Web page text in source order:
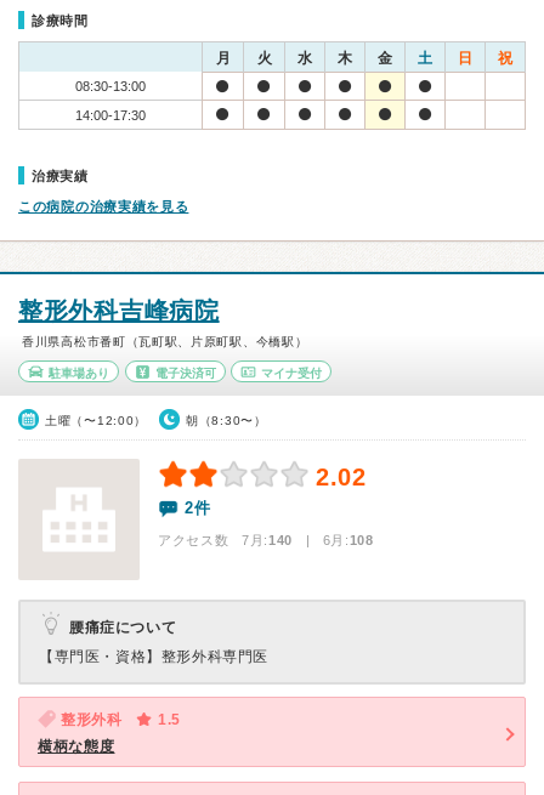
診療時間
月 火 水 木 金 土 日 祝
08:30-13:00
14:00-17:30
治療実績
この病院の治療実績を見る
整形外科吉峰病院
香川県高松市番町（瓦町駅、片原町駅、今橋駅）
駐車場あり 電子決済可 マイナ受付
土曜（〜12:00） 朝（8:30〜）
2.02
2件
アクセス数 7月:140 | 6月:108
腰痛症について
【専門医・資格】 整形外科専門医
整形外科
1.5
横柄な態度